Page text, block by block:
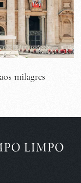
milagres